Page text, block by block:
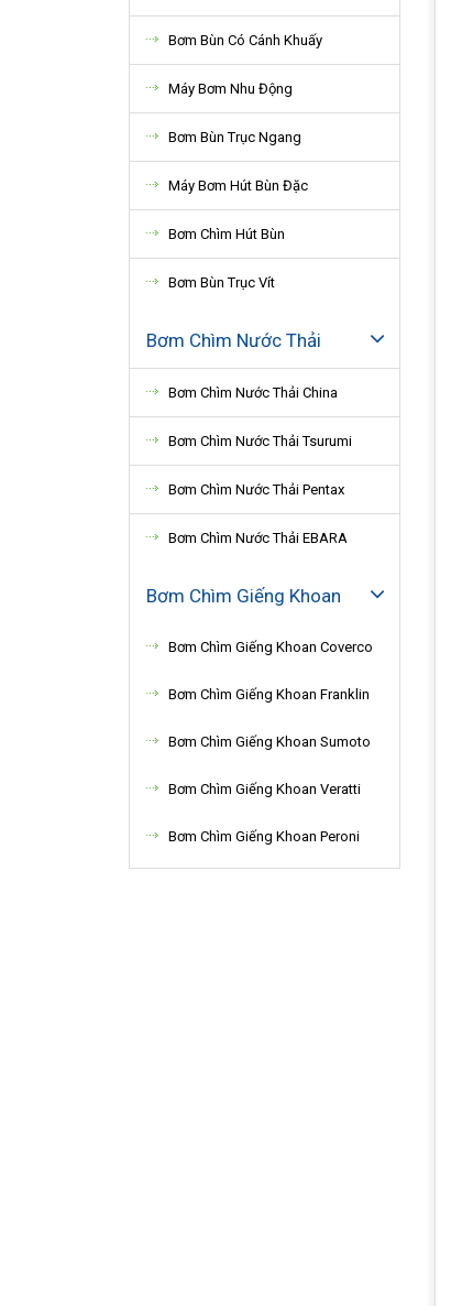
Bơm Bùn Có Cánh Khuấy
Máy Bơm Nhu Động
Bơm Bùn Trục Ngang
Máy Bơm Hút Bùn Đặc
Bơm Chìm Hút Bùn
Bơm Bùn Trục Vít
Bơm Chìm Nước Thải
Bơm Chìm Nước Thải China
Bơm Chìm Nước Thải Tsurumi
Bơm Chìm Nước Thải Pentax
Bơm Chìm Nước Thải EBARA
Bơm Chìm Giếng Khoan
Bơm Chìm Giếng Khoan Coverco
Bơm Chìm Giếng Khoan Franklin
Bơm Chìm Giếng Khoan Sumoto
Bơm Chìm Giếng Khoan Veratti
Bơm Chìm Giếng Khoan Peroni